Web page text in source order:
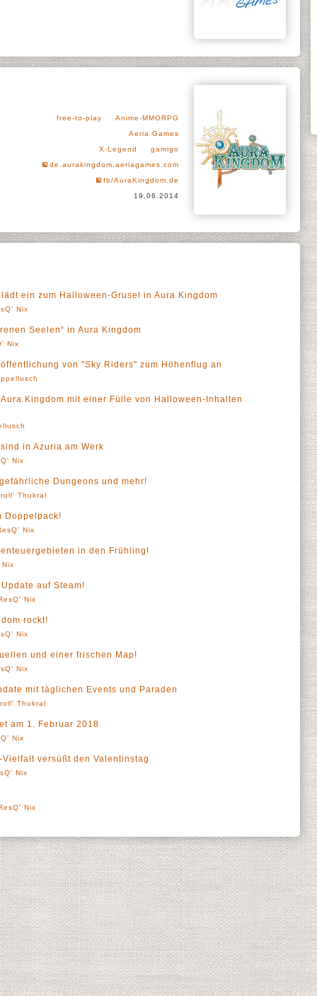
free-to-play
Anime-MMORPG
Aeria Games
X-Legend
gamigo
de.aurakingdom.aeriagames.com
fb/AuraKingdom.de
19.06.2014
ein zum Halloween-Grusel in Aura Kingdom
Nix
Seelen“ in Aura Kingdom
Nix
von "Sky Riders" zum Höhenflug an
Kingdom mit einer Fülle von Halloween-Inhalten
in Azuria am Werk
Nix
Dungeons und mehr!
Thukral
Doppelpack!
Nix
in den Frühling!
auf Steam!
Nix
rockt!
Nix
und einer frischen Map!
Nix
mit täglichen Events und Paraden
Thukral
am 1. Februar 2018
Nix
versüßt den Valentinstag
Nix
Nix